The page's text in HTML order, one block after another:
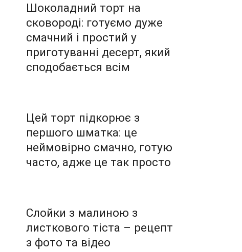
Шоколадний торт на
сковороді: готуємо дуже
смачний і простий у
приготуванні десерт, який
сподобається всім
Цей торт підкорює з
першого шматка: це
неймовірно смачно, готую
часто, адже це так просто
Слойки з малиною з
листкового тіста – рецепт
з фото та відео